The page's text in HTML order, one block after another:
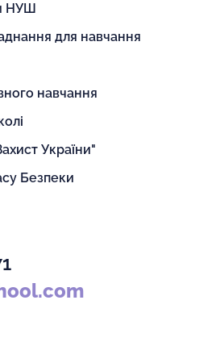
НУШ
для навчання
навчання
України"
Безпеки